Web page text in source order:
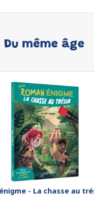
Du même âge
- La chasse au